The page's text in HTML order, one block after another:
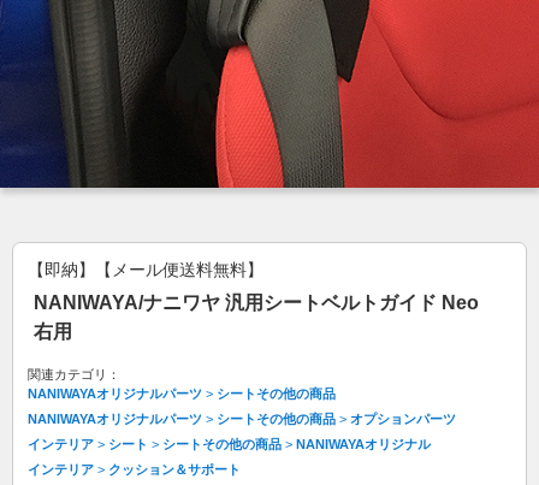
【即納】【メール便送料無料】
NANIWAYA/ナニワヤ 汎用シートベルトガイド Neo
右用
関連カテゴリ：
NANIWAYAオリジナルパーツ > シートその他の商品
NANIWAYAオリジナルパーツ > シートその他の商品 > オプションパーツ
インテリア > シート > シートその他の商品 > NANIWAYAオリジナル
インテリア > クッション＆サポート